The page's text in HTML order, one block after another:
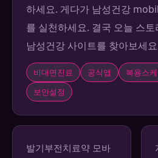
하세요. 게다가 남성건강
를 실천하세요. 결국 오늘 스
남성건강 사이트를 찾아보세
비대면진료 공식앱 복용스
보안설정
발기부전치료약 모바